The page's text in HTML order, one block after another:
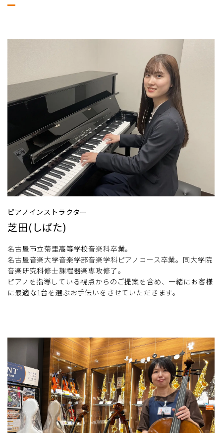
ピアノインストラクター
芝田(しばた)
名古屋市立菊里高等学校音楽科卒業。
名古屋音楽大学音楽学部音楽学科ピアノコース卒業。同大学院
音楽研究科修士課程器楽専攻修了。
ピアノを指導している視点からのご提案を含め、一緒にお客様
に最適な1台を選ぶお手伝いをさせていただきます。